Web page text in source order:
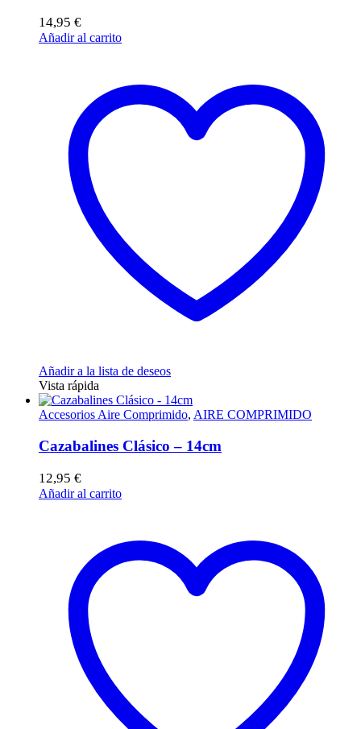
14,95 €
Añadir al carrito
Añadir a la lista de deseos
Vista rápida
Accesorios Aire Comprimido, AIRE COMPRIMIDO
Cazabalines Clásico – 14cm
12,95 €
Añadir al carrito